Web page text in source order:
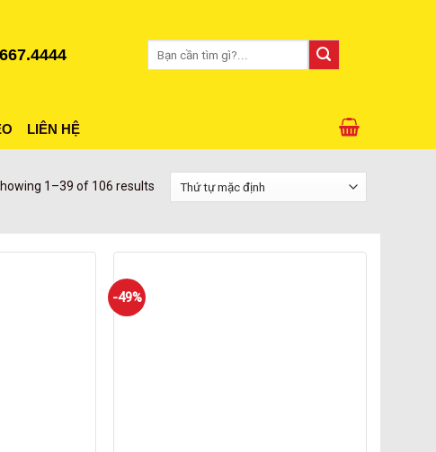
kiếm:
LIÊN HỆ
1–39 of 106 results
-49%